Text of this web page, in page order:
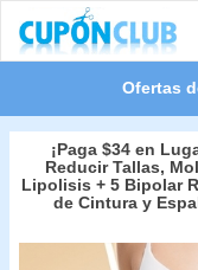
Ofertas
¡Paga $34 en
Reducir Tallas,
Lipolisis + 5 Bipolar
de Cintura y